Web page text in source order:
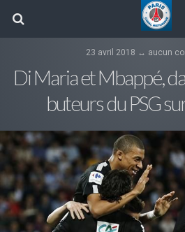
23 avril 2018 ↔ aucun
Di Maria et Mbappé,
buteurs du PSG